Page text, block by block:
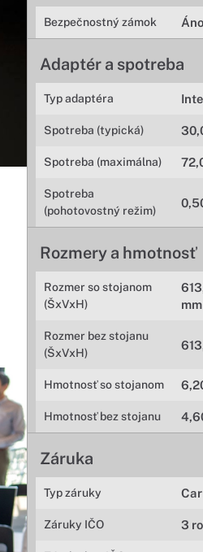
Bezpečnostný zámok Áno
Adaptér a spotreba
Typ adaptéra
Spotreba (typická)
Spotreba (maximálna)
Spotreba
(pohotovostný režim)
Rozmery a hmotnosť
Rozmer so stojanom
(ŠxVxH)
mm
Rozmer bez stojanu
(ŠxVxH)
Hmotnosť so stojanom
Hmotnosť bez stojanu
Záruka
Typ záruky
Záruky IČO 3